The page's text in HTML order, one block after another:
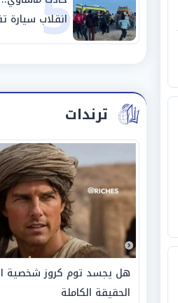
انقلاب سيارة
14 شخصًا
ترندات
هل يجسد توم كروز شخصية
الحقيقة الكاملة